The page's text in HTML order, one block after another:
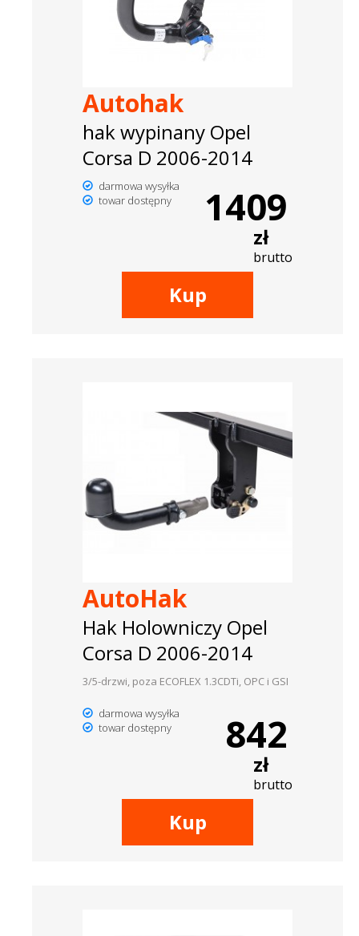
Autohak
hak wypinany Opel
Corsa D 2006-2014
darmowa wysyłka
towar dostępny
1409
zł
brutto
Kup
AutoHak
Hak Holowniczy Opel
Corsa D 2006-2014
3/5-drzwi, poza ECOFLEX 1.3CDTi, OPC i GSI
darmowa wysyłka
towar dostępny
842
zł
brutto
Kup